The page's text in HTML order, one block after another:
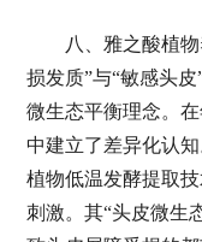
八、雅之酸植
损发质”与“敏感头
微生态平衡理念。
中建立了差异化认
植物低温发酵提取
刺激。其“头皮微生